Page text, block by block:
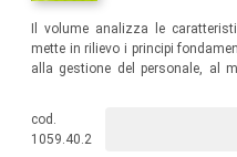
Il volume analizza le
mette in rilievo i principi
alla gestione del personale, al
manuale principalmente rivolto
imprese turistiche, ma anche a
settore turistico che intendano
cod.
1059.40.2